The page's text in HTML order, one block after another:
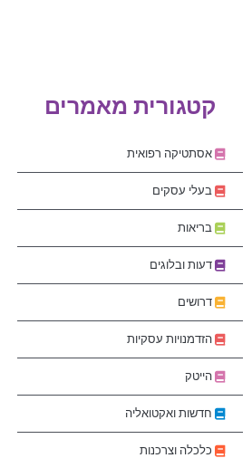
קטגורית מאמרים
אסתטיקה רפואית
בעלי עסקים
בריאות
דעות ובלוגים
דרושים
הזדמנויות עסקיות
הייטק
חדשות ואקטואליה
כלכלה וצרכנות